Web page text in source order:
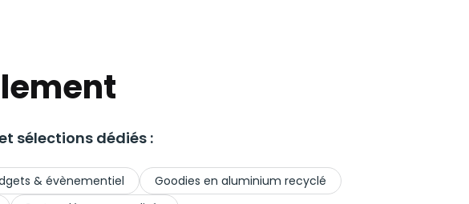
sélections dédiés :
& évènementiel
Goodies en aluminium recyclé